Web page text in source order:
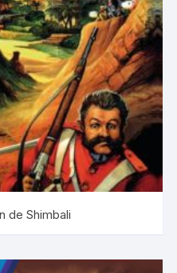
de Shimbali